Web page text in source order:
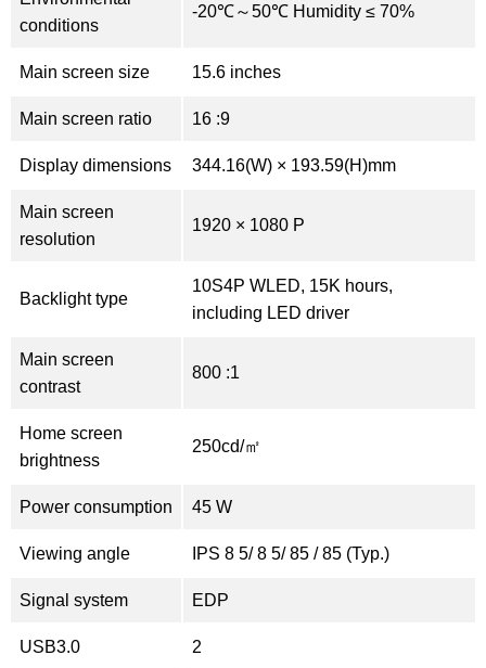
conditions
-20℃～50℃ Humidity ≤ 70%
Main screen size 15.6 inches
Main screen ratio 16 :9
Display dimensions 344.16(W) × 193.59(H)mm
Main screen
resolution
1920 × 1080 P
Backlight type
10S4P WLED, 15K hours,
including LED driver
Main screen
contrast
800 :1
Home screen
brightness
250cd/㎡
Power consumption 45 W
Viewing angle IPS 8 5/ 8 5/ 85 / 85 (Typ.)
Signal system EDP
USB3.0 2